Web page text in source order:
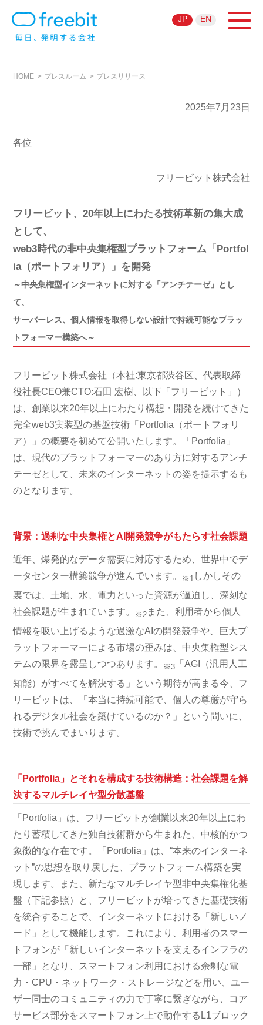
JP EN
HOME プレスルーム プレスリリース
2025年7月23日
各位
フリービット株式会社
フリービット、20年以上にわたる技術革新の集大成
として、
web3時代の非中央集権型プラットフォーム「Portfol
ia（ポートフォリア）」を開発
～中央集権型インターネットに対する「アンチテーゼ」とし
て、
サーバーレス、個人情報を取得しない設計で持続可能なプラッ
トフォーマー構築へ～
フリービット株式会社（本社:東京都渋谷区、代表取締
役社長CEO兼CTO:石田 宏樹、以下「フリービット」）
は、創業以来20年以上にわたり構想・開発を続けてきた
完全web3実装型の基盤技術「Portfolia（ポートフォリ
ア）」の概要を初めて公開いたします。「Portfolia」
は、現代のプラットフォーマーのあり方に対するアンチ
テーゼとして、未来のインターネットの姿を提示するも
のとなります。
背景：過剰な中央集権とAI開発競争がもたらす社会課題
近年、爆発的なデータ需要に対応するため、世界中でデ
ータセンター構築競争が進んでいます。
※1 しかしその
裏では、土地、水、電力といった資源が逼迫し、深刻な
社会課題が生まれています。
※2 また、利用者から個人
情報を吸い上げるような過激なAIの開発競争や、巨大プ
ラットフォーマーによる市場の歪みは、中央集権型シス
テムの限界を露呈しつつあります。
※3 「AGI（汎用人工
知能）がすべてを解決する」という期待が高まる今、フ
リービットは、「本当に持続可能で、個人の尊厳が守ら
れるデジタル社会を築けているのか？」という問いに、
技術で挑んでまいります。
「Portfolia」とそれを構成する技術構造：社会課題を解
決するマルチレイヤ型分散基盤
「Portfolia」は、フリービットが創業以来20年以上にわ
たり蓄積してきた独自技術群から生まれた、中核的かつ
象徴的な存在です。「Portfolia」は、“本来のインターネ
ット”の思想を取り戻した、プラットフォーム構築を実
現します。また、新たなマルチレイヤ型非中央集権化基
盤（下記参照）と、フリービットが培ってきた基礎技術
を統合することで、インターネットにおける「新しいノ
ード」として機能します。これにより、利用者のスマー
トフォンが「新しいインターネットを支えるインフラの
一部」となり、スマートフォン利用における余剰な電
力・CPU・ネットワーク・ストレージなどを用い、ユー
ザー同士のコミュニティの力で丁寧に繋ぎながら、コア
サービス部分をスマートフォン上で動作するL1ブロック